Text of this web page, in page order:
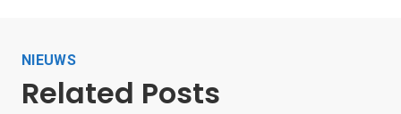
NIEUWS
Related Posts